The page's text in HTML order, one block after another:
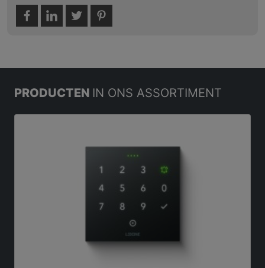
PRODUCTEN IN ONS ASSORTIMENT